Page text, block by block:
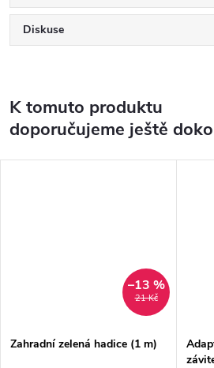
Diskuse
K tomuto produktu
doporučujeme ještě
21 Kč
–13 %
Zahradní zelená hadice (1 m)